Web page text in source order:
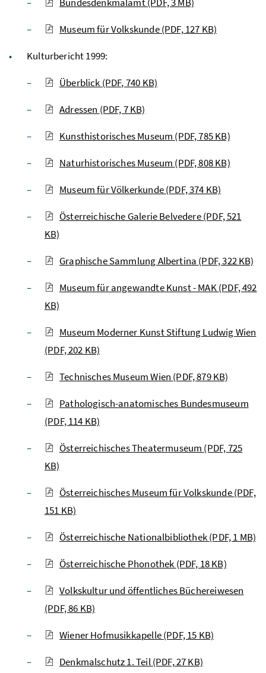
Museum für Volkskunde(PDF, 127 KB)
Kulturbericht 1999:
Überblick (PDF, 740 KB)
Adressen (PDF, 7 KB)
Kunsthistorisches Museum (PDF, 785 KB)
Naturhistorisches Museum (PDF, 808 KB)
Museum für Völkerkunde(PDF, 374 KB)
Österreichische Galerie Belvedere(PDF, 521
KB)
Graphische Sammlung Albertina (PDF, 322 KB)
Museum für angewandte Kunst - MAK(PDF, 492
KB)
Museum Moderner Kunst Stiftung Ludwig Wien
(PDF, 202 KB)
Technisches Museum Wien (PDF, 879 KB)
Pathologisch-anatomisches Bundesmuseum
(PDF, 114 KB)
Österreichisches Theatermuseum (PDF, 725
KB)
Österreichisches Museum für Volkskunde(PDF,
151 KB)
Österreichische Nationalbibliothek(PDF, 1 MB)
Österreichische Phonothek (PDF, 18 KB)
Volkskultur und öffentliches Büchereiwesen
(PDF, 86 KB)
Wiener Hofmusikkapelle(PDF, 15 KB)
Denkmalschutz 1. Teil(PDF, 27 KB)